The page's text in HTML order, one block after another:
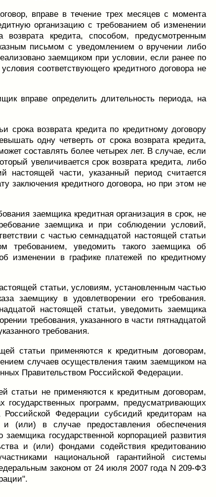
вправе в течение трех месяцев с момента
организацию с требованием об изменении
возврата кредита, способом, предусмотренным
письмом с уведомлением о вручении либо
заемщиком при условии, если ранее по
соответствующего кредитного договора не
вправе определить длительность периода, на
срока возврата кредита по кредитному договору
одну четверть от срока возврата кредита,
составлять более четырех лет. В случае, если
увеличивается срок возврата кредита, либо
настоящей части, указанный период считается
заключения кредитного договора, но при этом не
заемщика кредитная организация в срок, не
заемщика и при соблюдении условий,
с частью семнадцатой настоящей статьи
требованием, уведомить такого заемщика об
изменении в графике платежей по кредитному
статьи, условиям, установленным частью
заемщику в удовлетворении его требования.
настоящей статьи, уведомить заемщика
требования, указанного в части пятнадцатой
требования.
статьи применяются к кредитным договорам,
случаев осуществления таким заемщиком на
Правительством Российской Федерации.
статьи не применяются к кредитным договорам,
программ, предусматривающих
Федерации субсидий кредиторам на
(или) в случае предоставления обеспечения
государственной корпорацией развития
и (или) фондами содействия кредитованию
национальной гарантийной системы
законом от 24 июля 2007 года N 209-ФЗ